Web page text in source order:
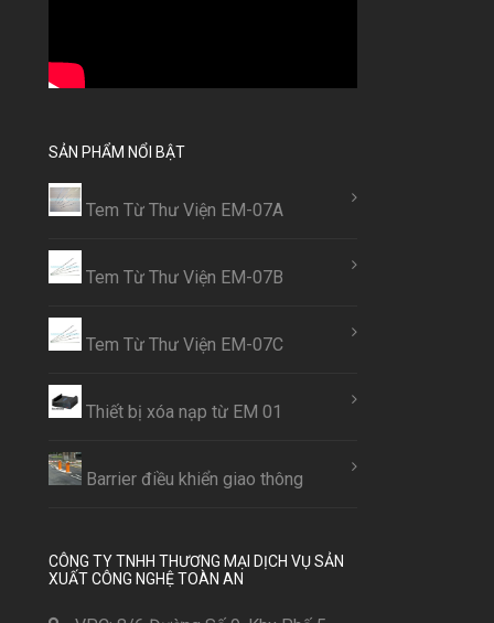
SẢN PHẨM NỔI BẬT
Tem Từ Thư Viện EM-07A
Tem Từ Thư Viện EM-07B
Tem Từ Thư Viện EM-07C
Thiết bị xóa nạp từ EM 01
Barrier điều khiển giao thông
CÔNG TY TNHH THƯƠNG MẠI DỊCH VỤ SẢN
XUẤT CÔNG NGHỆ TOÀN AN